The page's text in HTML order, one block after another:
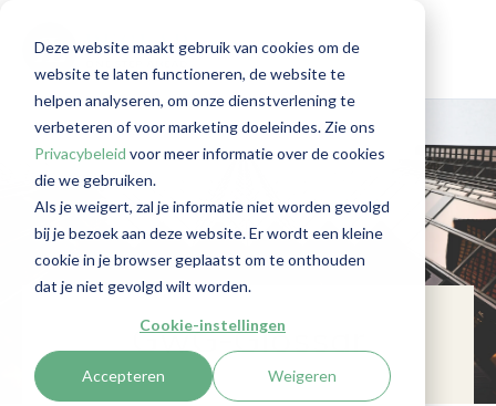
Deze website maakt gebruik van cookies om de
website te laten functioneren, de website te
helpen analyseren, om onze dienstverlening te
verbeteren of voor marketing doeleindes. Zie ons
Privacybeleid voor meer informatie over de cookies
die we gebruiken.
Als je weigert, zal je informatie niet worden gevolgd
bij je bezoek aan deze website. Er wordt een kleine
cookie in je browser geplaatst om te onthouden
dat je niet gevolgd wilt worden.
Cookie-instellingen
Accepteren Weigeren
GwG-Glossar